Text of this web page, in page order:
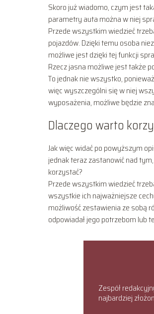
Skoro już wiadomo, czym jest
parametry auta można w niej
Przede wszystkim wiedzieć
pojazdów. Dzięki temu osoba
możliwe jest dzięki tej funkcji
Rzecz jasna możliwe jest także
To jednak nie wszystko,
więc wyszczególni się w niej
wyposażenia, możliwe będzie
Dlaczego warto
Jak więc widać po powyższym
jednak teraz zastanowić nad
korzystać?
Przede wszystkim wiedzieć
wszystkie ich najważniejsze
możliwość zestawienia ze sobą
odpowiadał jego potrzebom lub
Zespół
najbardziej